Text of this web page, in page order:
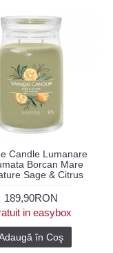
Candle Lumanare
Borcan Mare
Sage & Citrus
189,90RON
in easybox
în Coş